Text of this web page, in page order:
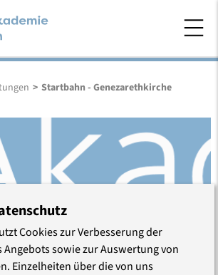
> Startbahn - Genezarethkirche
Cookies zur Verbesserung der
Angebots sowie zur Auswertung von
Einzelheiten über die von uns